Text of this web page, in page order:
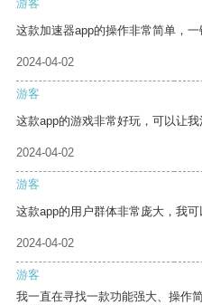
游客
这款加速器app的操作非常简单，一
2024-04-02
游客
这款app的游戏非常好玩，可以让我
2024-04-02
游客
这款app的用户群体非常庞大，我可
2024-04-02
游客
我一直在寻找一款功能强大、操作